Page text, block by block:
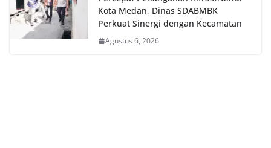
Kota Medan, Dinas SDABMBK
Perkuat Sinergi dengan Kecamatan
Agustus 6, 2026